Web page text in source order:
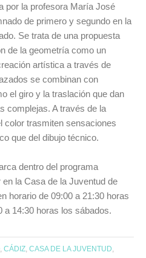
por la profesora María José
de primero y segundo en la
Se trata de una propuesta
de la geometría como un
artística a través de
se combinan con
el giro y la traslación que dan
complejas. A través de la
color trasmiten sensaciones
que del dibujo técnico.
dentro del programa
la Casa de la Juventud de
horario de 09:00 a 21:30 horas
a 14:30 horas los sábados.
,CÁDIZ ,CASA DE LA JUVENTUD